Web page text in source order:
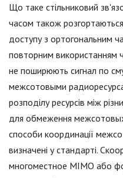
Що таке стільниковий
часом також
доступу з ортогональним
повторним використанням
не поширюють сигнал по
межсотовыми
розподілу ресурсів між
для обмеження межсотовых
способи координації
визначені у стандарті.
многоместное MIMO або